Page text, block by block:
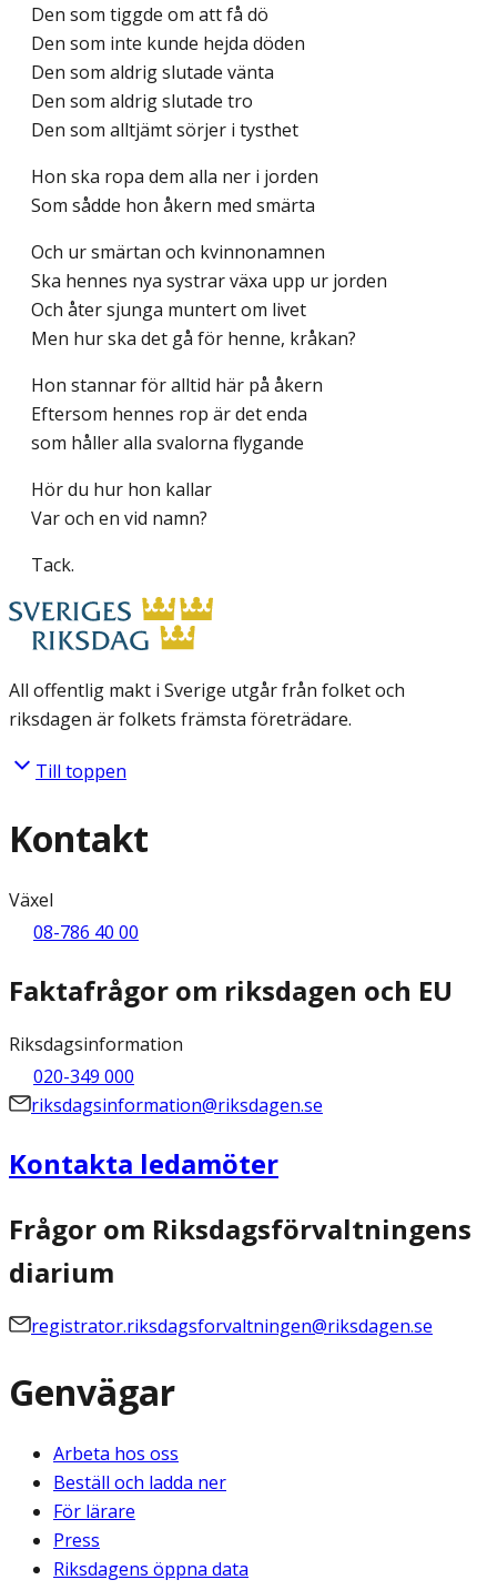
Den som tiggde om att få dö
Den som inte kunde hejda döden
Den som aldrig slutade vänta
Den som aldrig slutade tro
Den som alltjämt sörjer i tysthet
Hon ska ropa dem alla ner i jorden
Som sådde hon åkern med smärta
Och ur smärtan och kvinnonamnen
Ska hennes nya systrar växa upp ur jorden
Och åter sjunga muntert om livet
Men hur ska det gå för henne, kråkan?
Hon stannar för alltid här på åkern
Eftersom hennes rop är det enda
som håller alla svalorna flygande
Hör du hur hon kallar
Var och en vid namn?
Tack.
All offentlig makt i Sverige utgår från folket och
riksdagen är folkets främsta företrädare.
Till toppen
Kontakt
Växel
08-786 40 00
Faktafrågor om riksdagen och EU
Riksdagsinformation
020-349 000
riksdagsinformation@riksdagen.se
Kontakta ledamöter
Frågor om Riksdagsförvaltningens
diarium
registrator.riksdagsforvaltningen@riksdagen.se
Genvägar
Arbeta hos oss
Beställ och ladda ner
För lärare
Press
Riksdagens öppna data